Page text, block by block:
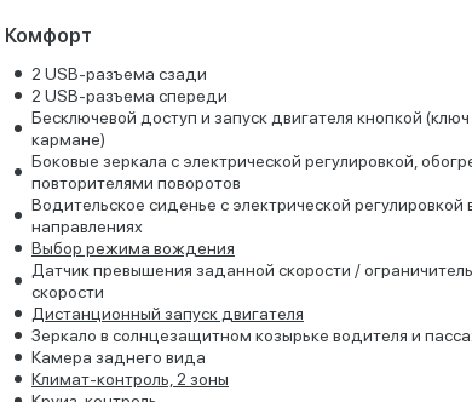
Комфорт
2 USB-разъема сзади
2 USB-разъема спереди
Бесключевой доступ и запуск двигателя кнопкой (ключ
кармане)
Боковые зеркала с электрической регулировкой,
повторителями поворотов
Водительское сиденье с электрической регулировкой
направлениях
Выбор режима вождения
Датчик превышения заданной скорости / ограничитель
скорости
Дистанционный запуск двигателя
Зеркало в солнцезащитном козырьке водителя и
Камера заднего вида
Климат-контроль, 2 зоны